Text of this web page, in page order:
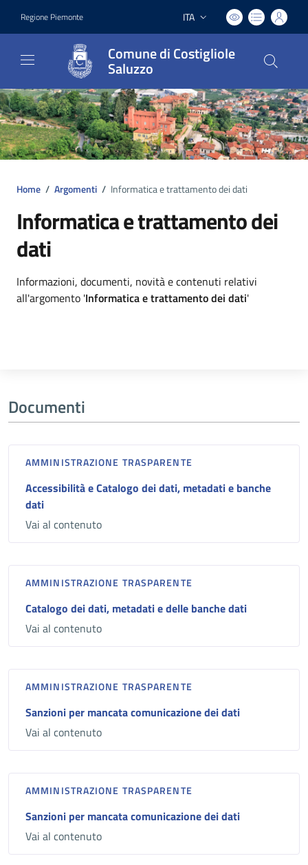
Regione Piemonte Lingua attiva:
ITA
Comune di Costigliole
Saluzzo
Home / Argomenti / Informatica e trattamento dei dati
Informatica e trattamento dei
dati
Dettagli argomento
Informazioni, documenti, novità e contenuti relativi
all'argomento 'Informatica e trattamento dei dati'
Documenti
AMMINISTRAZIONE TRASPARENTE
Accessibilità e Catalogo dei dati, metadati e banche
dati
Vai al contenuto
AMMINISTRAZIONE TRASPARENTE
Catalogo dei dati, metadati e delle banche dati
Vai al contenuto
AMMINISTRAZIONE TRASPARENTE
Sanzioni per mancata comunicazione dei dati
Vai al contenuto
AMMINISTRAZIONE TRASPARENTE
Sanzioni per mancata comunicazione dei dati
Vai al contenuto